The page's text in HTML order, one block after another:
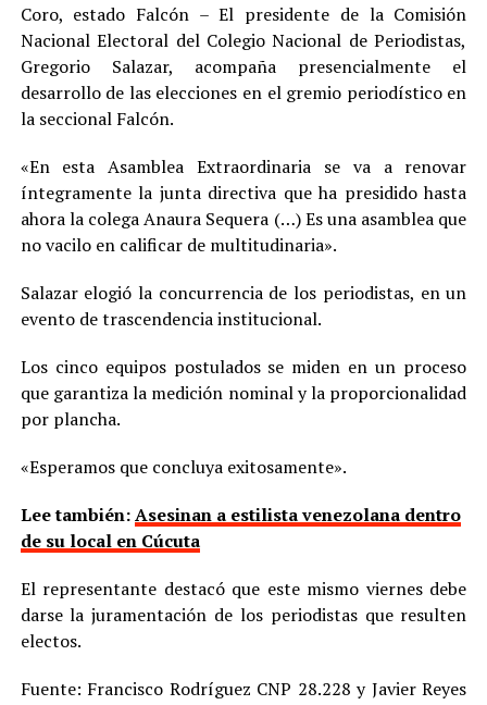
Coro, estado Falcón – El presidente de la Comisión
Nacional Electoral del Colegio Nacional de Periodistas,
Gregorio Salazar, acompaña presencialmente el
desarrollo de las elecciones en el gremio periodístico en
la seccional Falcón.
«En esta Asamblea Extraordinaria se va a renovar
íntegramente la junta directiva que ha presidido hasta
ahora la colega Anaura Sequera (…) Es una asamblea que
no vacilo en calificar de multitudinaria».
Salazar elogió la concurrencia de los periodistas, en un
evento de trascendencia institucional.
Los cinco equipos postulados se miden en un proceso
que garantiza la medición nominal y la proporcionalidad
por plancha.
«Esperamos que concluya exitosamente».
Lee también:Asesinan a estilista venezolana dentro
de su local en Cúcuta
El representante destacó que este mismo viernes debe
darse la juramentación de los periodistas que resulten
electos.
Fuente: Francisco Rodríguez CNP 28.228 y Javier Reyes